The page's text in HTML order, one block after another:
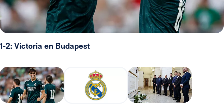
1-2: Victoria en Budapest